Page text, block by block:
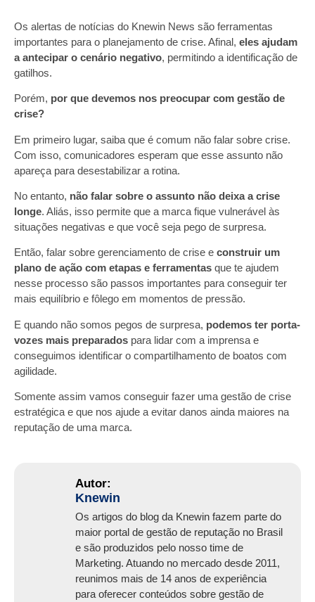
Os alertas de notícias do Knewin News são ferramentas
importantes para o planejamento de crise. Afinal, eles ajudam
a antecipar o cenário negativo, permitindo a identificação de
gatilhos.
Porém, por que devemos nos preocupar com gestão de
crise?
Em primeiro lugar, saiba que é comum não falar sobre crise.
Com isso, comunicadores esperam que esse assunto não
apareça para desestabilizar a rotina.
No entanto, não falar sobre o assunto não deixa a crise
longe. Aliás, isso permite que a marca fique vulnerável às
situações negativas e que você seja pego de surpresa.
Então, falar sobre gerenciamento de crise e construir um
plano de ação com etapas e ferramentas que te ajudem
nesse processo são passos importantes para conseguir ter
mais equilíbrio e fôlego em momentos de pressão.
E quando não somos pegos de surpresa, podemos ter porta-
vozes mais preparados para lidar com a imprensa e
conseguimos identificar o compartilhamento de boatos com
agilidade.
Somente assim vamos conseguir fazer uma gestão de crise
estratégica e que nos ajude a evitar danos ainda maiores na
reputação de uma marca.
Knewin
Os artigos do blog da Knewin fazem parte do
maior portal de gestão de reputação no Brasil
e são produzidos pelo nosso time de
Marketing. Atuando no mercado desde 2011,
reunimos mais de 14 anos de experiência
para oferecer conteúdos sobre gestão de